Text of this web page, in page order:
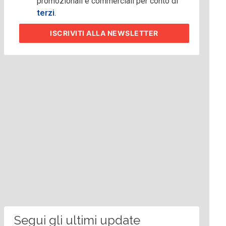
terzi.
ISCRIVITIALLA NEWSLETTER
Segui gli ultimi update